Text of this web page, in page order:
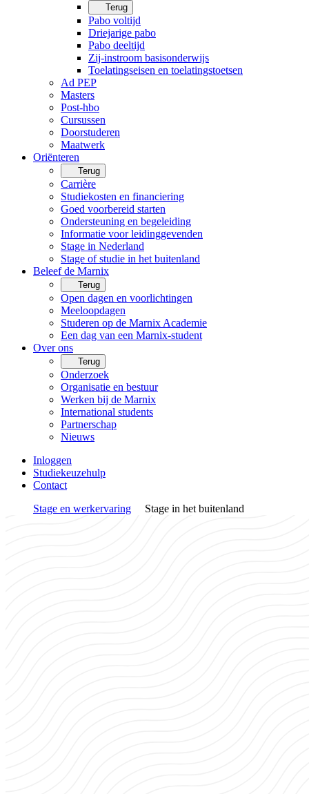
Terug
Pabo voltijd
Driejarige pabo
Pabo deeltijd
Zij-instroom basisonderwijs
Toelatingseisen en toelatingstoetsen
Ad PEP
Masters
Post-hbo
Cursussen
Doorstuderen
Maatwerk
Oriënteren
Terug
Carrière
Studiekosten en financiering
Goed voorbereid starten
Ondersteuning en begeleiding
Informatie voor leidinggevenden
Stage in Nederland
Stage of studie in het buitenland
Beleef de Marnix
Terug
Open dagen en voorlichtingen
Meeloopdagen
Studeren op de Marnix Academie
Een dag van een Marnix-student
Over ons
Terug
Onderzoek
Organisatie en bestuur
Werken bij de Marnix
International students
Partnerschap
Nieuws
Inloggen
Studiekeuzehulp
Contact
Stage en werkervaring
Stage in het buitenland